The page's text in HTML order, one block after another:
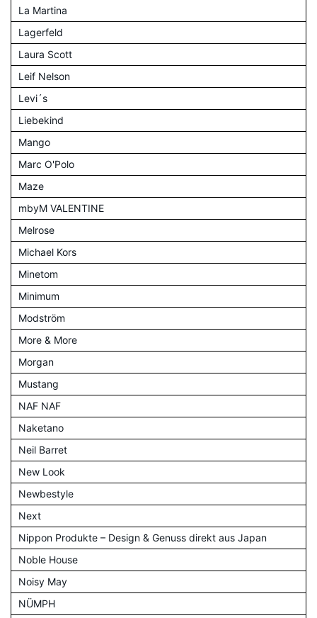
La Martina
Lagerfeld
Laura Scott
Leif Nelson
Levi´s
Liebekind
Mango
Marc O'Polo
Maze
mbyM VALENTINE
Melrose
Michael Kors
Minetom
Minimum
Modström
More & More
Morgan
Mustang
NAF NAF
Naketano
Neil Barret
New Look
Newbestyle
Next
Nippon Produkte – Design & Genuss direkt aus Japan
Noble House
Noisy May
NÜMPH